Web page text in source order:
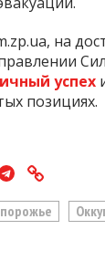
на
успех
позициях.